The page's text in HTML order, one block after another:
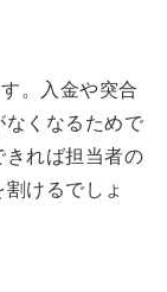
。入金や突合
なくなるためで
きれば担当者の
けるでしょ